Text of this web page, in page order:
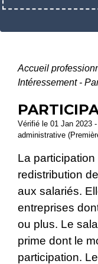
Accueil
Intéressement -
Vérifié le 01 Jan 2023
administrative
La
redistribution
aux salariés.
entreprises
ou plus. Le
prime dont le
participation.